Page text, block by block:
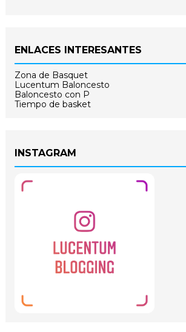
ENLACES INTERESANTES
Zona de Basquet
Lucentum Baloncesto
Baloncesto con P
Tiempo de basket
INSTAGRAM